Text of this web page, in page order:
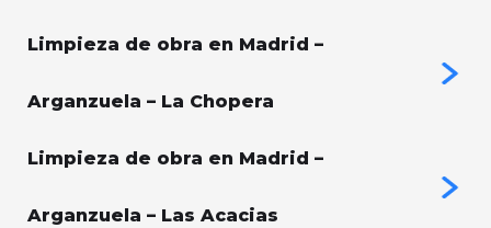
Limpieza de obra en Madrid –
Arganzuela – La Chopera
Limpieza de obra en Madrid –
Arganzuela – Las Acacias